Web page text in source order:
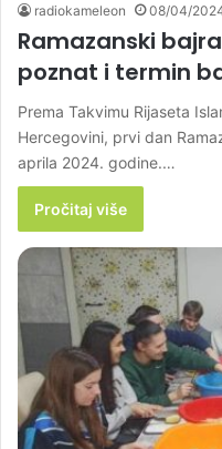
radiokameleon 08/04/
Ramazanski
poznat i termin
Prema Takvimu Rijaseta
Hercegovini, prvi dan
aprila 2024. godine.…
Pročitaj više